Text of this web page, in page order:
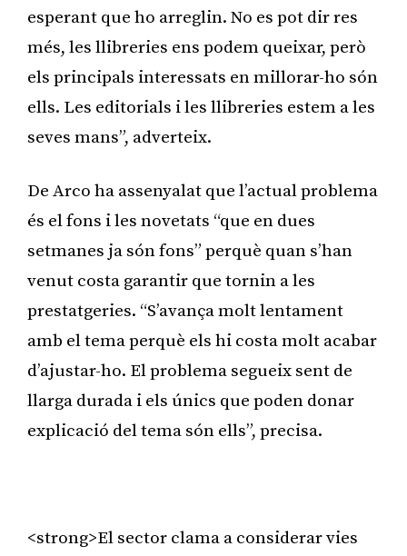
esperant que ho arreglin. No es pot dir res
més, les llibreries ens podem queixar, però
els principals interessats en millorar-ho són
ells. Les editorials i les llibreries estem a les
seves mans”, adverteix.
De Arco ha assenyalat que l’actual problema
és el fons i les novetats “que en dues
setmanes ja són fons” perquè quan s’han
venut costa garantir que tornin a les
prestatgeries. “S’avança molt lentament
amb el tema perquè els hi costa molt acabar
d’ajustar-ho. El problema segueix sent de
llarga durada i els únics que poden donar
explicació del tema són ells”, precisa.
<strong>El sector clama a considerar vies